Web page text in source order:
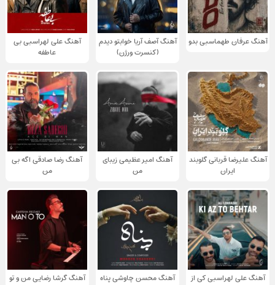
آهنگ عرفان طهماسبی بدو
آهنگ آصف آریا خوابتو دیدم
(کنسرت ورژن)
آهنگ علی لهراسبی بی
عاطفه
آهنگ علیرضا قربانی گلوبند
ایران
آهنگ امیر عظیمی زیبای
من
آهنگ رضا صادقی اگه بی
من
آهنگ علی لهراسبی کی از
آهنگ محسن چاوشی پناه آهنگ گرشا رضایی من و تو